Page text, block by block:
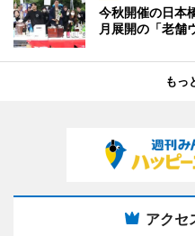
今秋開催の日本
月展開の「老舗
もっ
アクセ